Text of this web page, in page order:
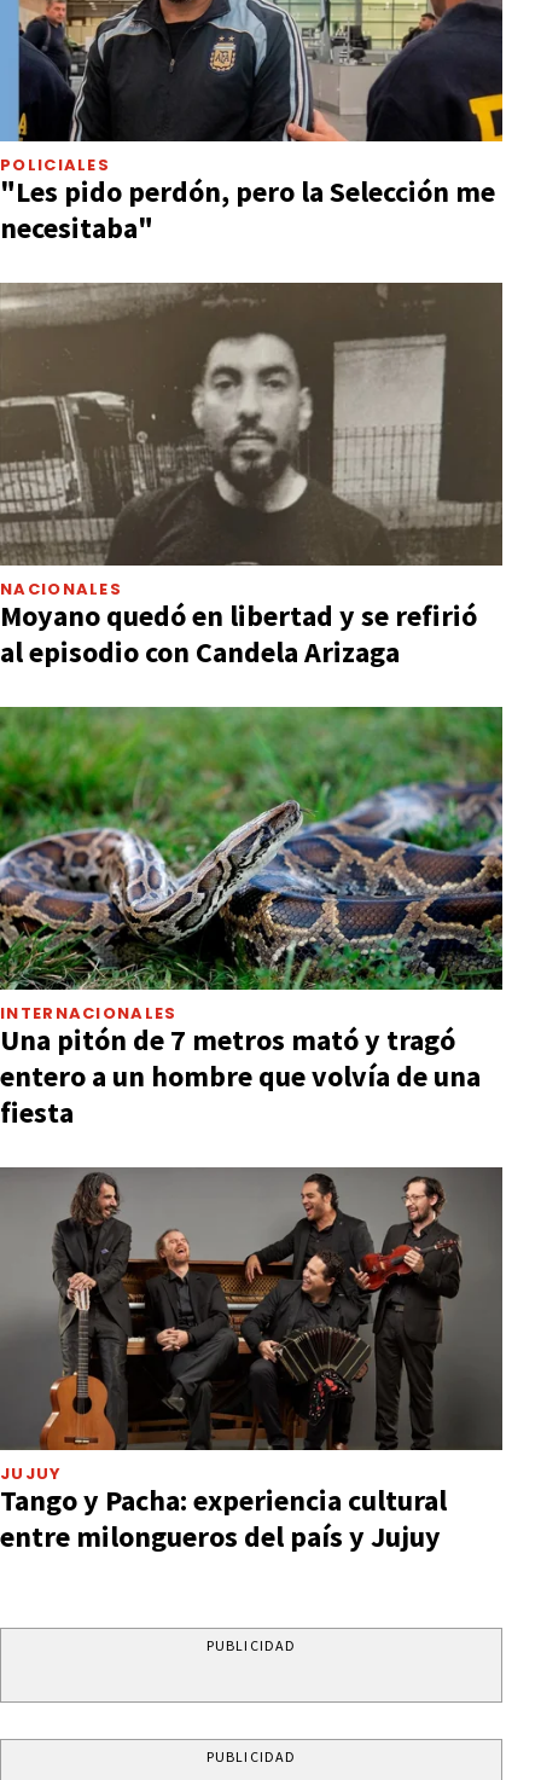
POLICIALES
"Les pido perdón, pero la Selección me
necesitaba"
NACIONALES
Moyano quedó en libertad y se refirió
al episodio con Candela Arizaga
INTERNACIONALES
Una pitón de 7 metros mató y tragó
entero a un hombre que volvía de una
fiesta
JUJUY
Tango y Pacha: experiencia cultural
entre milongueros del país y Jujuy
PUBLICIDAD
PUBLICIDAD